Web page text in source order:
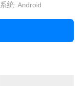
系统:Android